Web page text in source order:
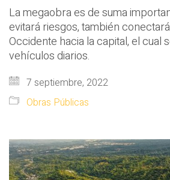
La megaobra es de suma
evitará riesgos, también
Occidente hacia la capital, el cual
vehículos diarios.
7 septiembre, 2022
Obras Públicas